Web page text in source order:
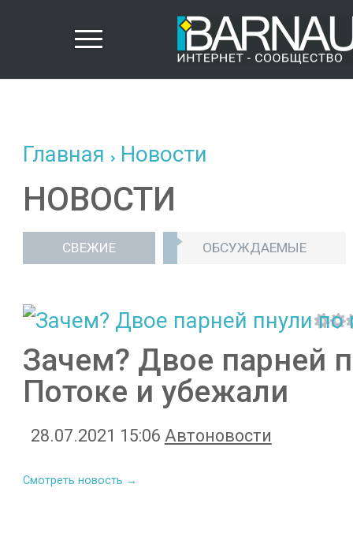
Главная Новости
НОВОСТИ
СВЕЖИЕ ОБСУЖДАЕМЫЕ
Зачем? Двое парней
Потоке и убежали
28.07.2021 15:06 Автоновости
Смотреть новость →